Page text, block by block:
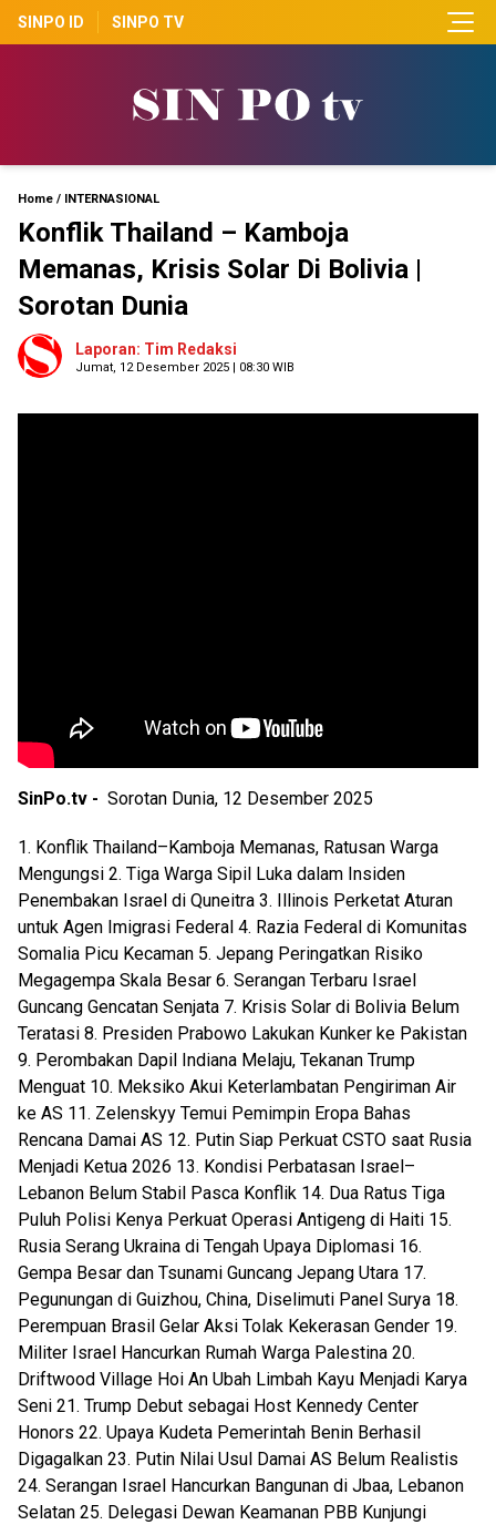
SINPO ID SINPO TV
Home / INTERNASIONAL
Konflik Thailand – Kamboja
Memanas, Krisis Solar Di Bolivia |
Sorotan Dunia
Laporan: Tim Redaksi
Jumat, 12 Desember 2025 | 08:30 WIB
SinPo.tv - Sorotan Dunia, 12 Desember 2025
1. Konflik Thailand–Kamboja Memanas, Ratusan Warga
Mengungsi 2. Tiga Warga Sipil Luka dalam Insiden
Penembakan Israel di Quneitra 3. Illinois Perketat Aturan
untuk Agen Imigrasi Federal 4. Razia Federal di Komunitas
Somalia Picu Kecaman 5. Jepang Peringatkan Risiko
Megagempa Skala Besar 6. Serangan Terbaru Israel
Guncang Gencatan Senjata 7. Krisis Solar di Bolivia Belum
Teratasi 8. Presiden Prabowo Lakukan Kunker ke Pakistan
9. Perombakan Dapil Indiana Melaju, Tekanan Trump
Menguat 10. Meksiko Akui Keterlambatan Pengiriman Air
ke AS 11. Zelenskyy Temui Pemimpin Eropa Bahas
Rencana Damai AS 12. Putin Siap Perkuat CSTO saat Rusia
Menjadi Ketua 2026 13. Kondisi Perbatasan Israel–
Lebanon Belum Stabil Pasca Konflik 14. Dua Ratus Tiga
Puluh Polisi Kenya Perkuat Operasi Antigeng di Haiti 15.
Rusia Serang Ukraina di Tengah Upaya Diplomasi 16.
Gempa Besar dan Tsunami Guncang Jepang Utara 17.
Pegunungan di Guizhou, China, Diselimuti Panel Surya 18.
Perempuan Brasil Gelar Aksi Tolak Kekerasan Gender 19.
Militer Israel Hancurkan Rumah Warga Palestina 20.
Driftwood Village Hoi An Ubah Limbah Kayu Menjadi Karya
Seni 21. Trump Debut sebagai Host Kennedy Center
Honors 22. Upaya Kudeta Pemerintah Benin Berhasil
Digagalkan 23. Putin Nilai Usul Damai AS Belum Realistis
24. Serangan Israel Hancurkan Bangunan di Jbaa, Lebanon
Selatan 25. Delegasi Dewan Keamanan PBB Kunjungi